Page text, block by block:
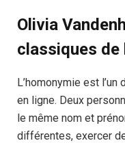
Olivia
classiques de
L’homonymie est
en ligne. Deux
le même nom et
différentes, exercer